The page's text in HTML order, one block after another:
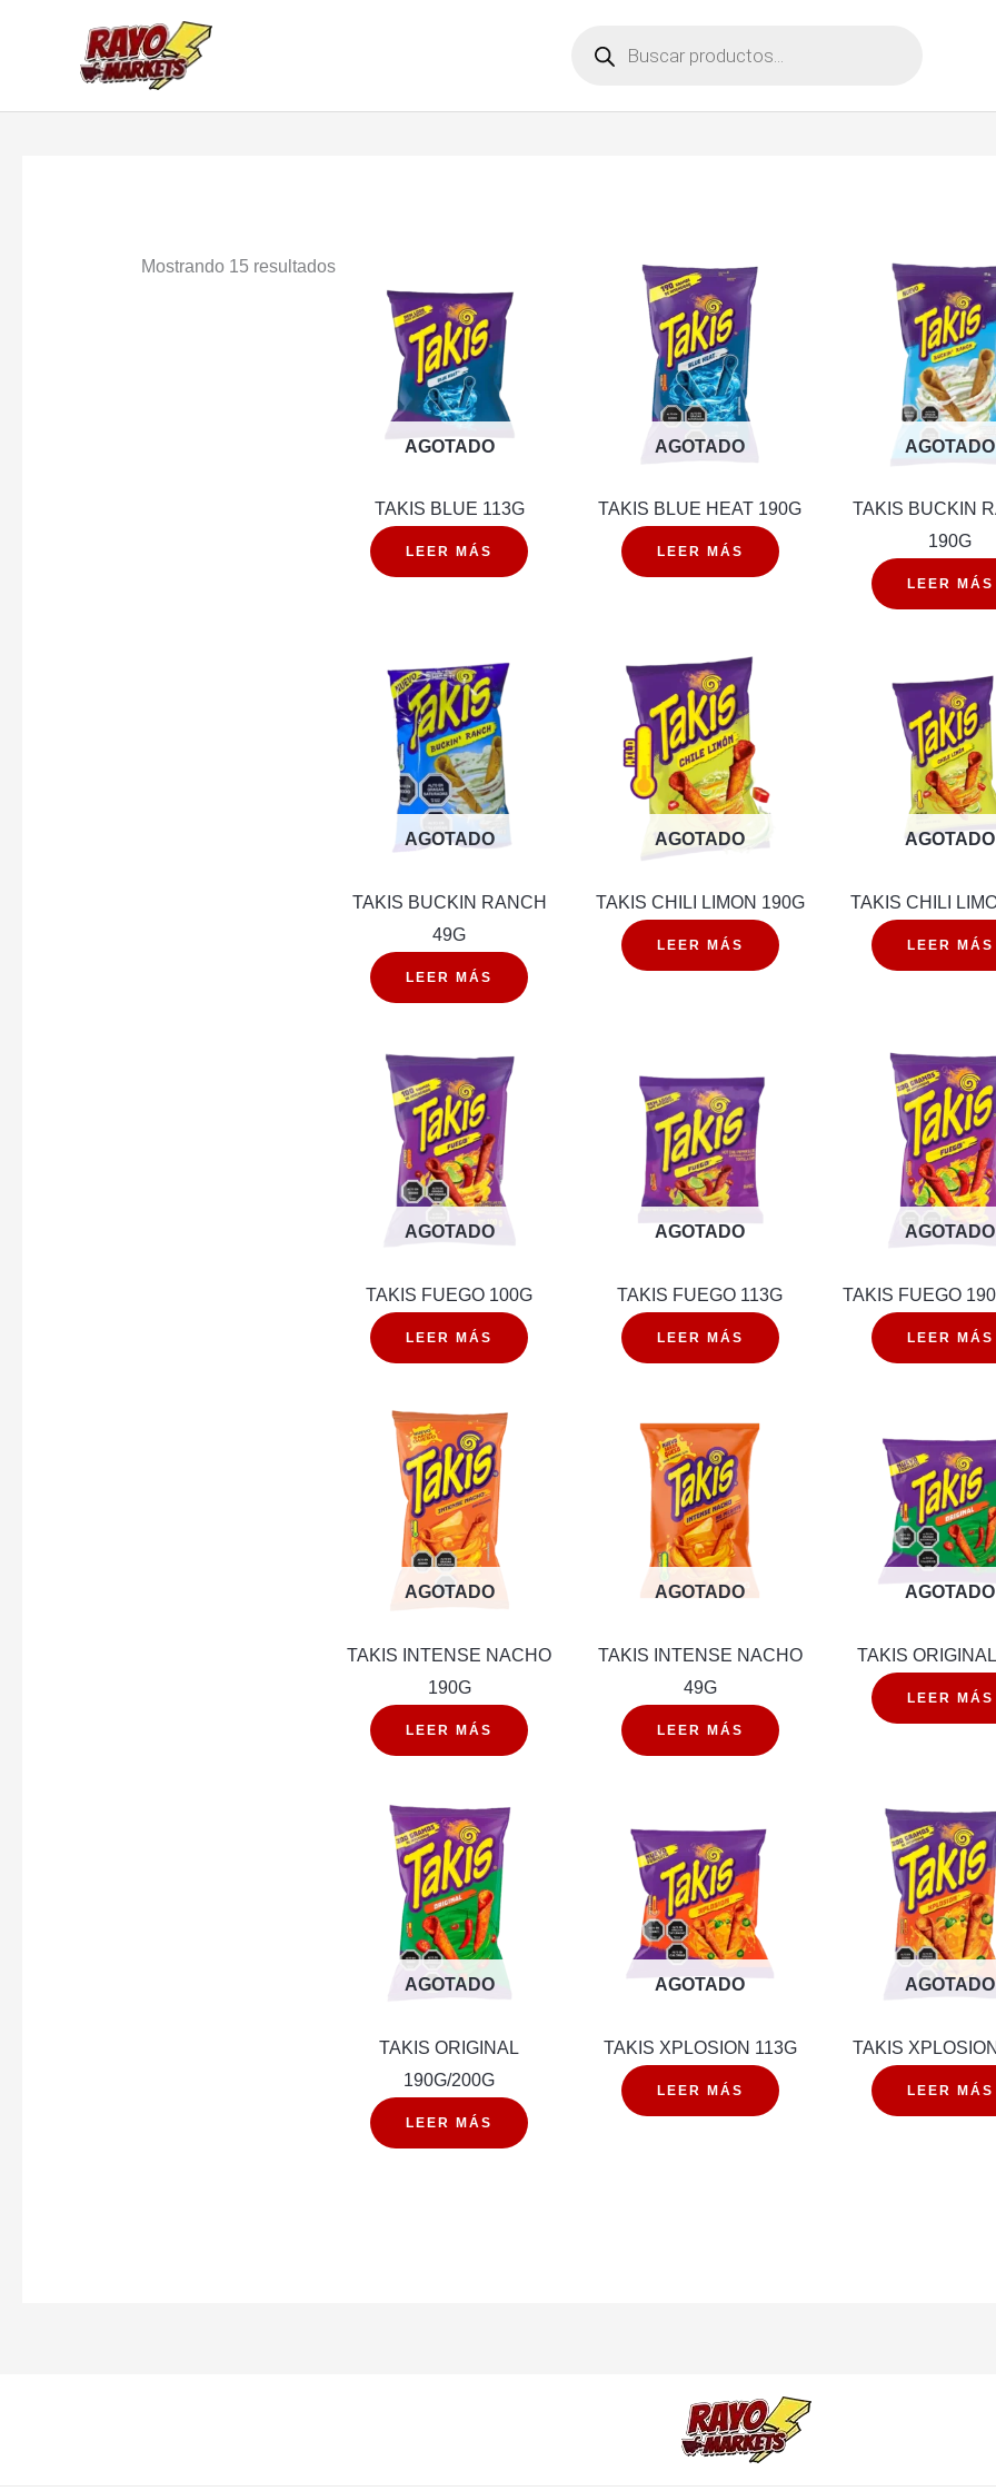
productos
Mostrando 15 resultados
AGOTADO
TAKIS BLUE 113G
LEER MÁS
AGOTADO
TAKIS BLUE HEAT 190G
LEER MÁS
AGOTADO
TAKIS BUCKIN
190G
LEER MÁS
AGOTADO
TAKIS BUCKIN RANCH
49G
LEER MÁS
AGOTADO
TAKIS CHILI LIMON 190G
LEER MÁS
AGOTADO
TAKIS CHILI
LEER MÁS
AGOTADO
TAKIS FUEGO 100G
LEER MÁS
AGOTADO
TAKIS FUEGO 113G
LEER MÁS
AGOTADO
TAKIS FUEGO
LEER MÁS
AGOTADO
TAKIS INTENSE NACHO
190G
LEER MÁS
AGOTADO
TAKIS INTENSE NACHO
49G
LEER MÁS
AGOTADO
TAKIS
LEER MÁS
AGOTADO
TAKIS ORIGINAL
190G/200G
LEER MÁS
AGOTADO
TAKIS XPLOSION 113G
LEER MÁS
AGOTADO
TAKIS
LEER MÁS